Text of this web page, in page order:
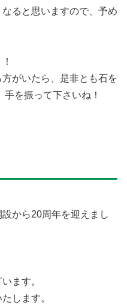
ると思いますので、予め
がいたら、是非とも石を
を振って下さいね！
から20周年を迎えまし
ます。
します。